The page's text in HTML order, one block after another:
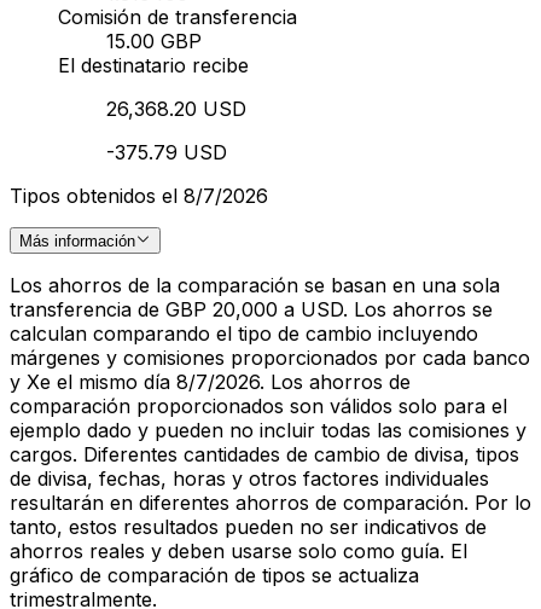
Comisión de transferencia
15.00 GBP
El destinatario recibe
26,368.20 USD
-375.79 USD
Tipos obtenidos el 8/7/2026
Más información
Los ahorros de la comparación se basan en una sola
transferencia de GBP 20,000 a USD. Los ahorros se
calculan comparando el tipo de cambio incluyendo
márgenes y comisiones proporcionados por cada banco
y Xe el mismo día 8/7/2026. Los ahorros de
comparación proporcionados son válidos solo para el
ejemplo dado y pueden no incluir todas las comisiones y
cargos. Diferentes cantidades de cambio de divisa, tipos
de divisa, fechas, horas y otros factores individuales
resultarán en diferentes ahorros de comparación. Por lo
tanto, estos resultados pueden no ser indicativos de
ahorros reales y deben usarse solo como guía. El
gráfico de comparación de tipos se actualiza
trimestralmente.